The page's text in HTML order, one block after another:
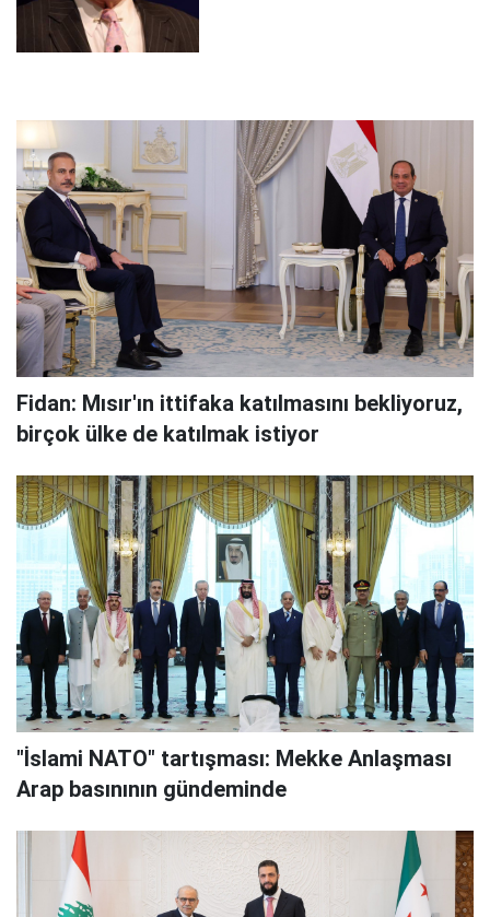
Fidan: Mısır'ın ittifaka katılmasını bekliyoruz,
birçok ülke de katılmak istiyor
"İslami NATO" tartışması: Mekke Anlaşması
Arap basınının gündeminde